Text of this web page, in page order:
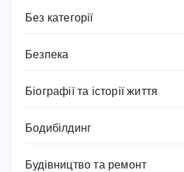
Без категорії
Безпека
Біографії та історії життя
Бодибілдинг
Будівництво та ремонт